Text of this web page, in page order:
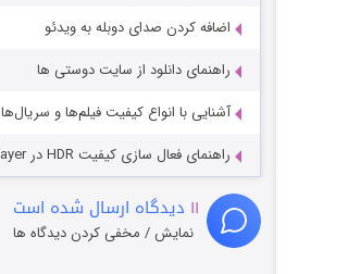
اضافه کردن صدای دوبله به ویدئو
راهنمای دانلود از سایت دوستی ها
آشنایی با انواع کیفیت فیلم‌ها و سریال‌ها
راهنمای فعال سازی کیفیت HDR در PotPlayer
۱۱ دیدگاه ارسال شده است
نمایش / مخفی کردن دیدگاه ها